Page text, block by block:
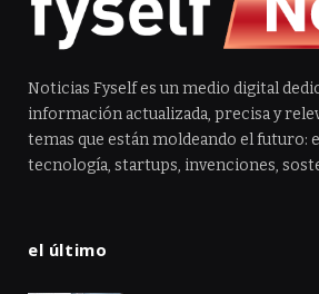
Noticias Fyself es un medio digital
información actualizada, precisa y
temas que están moldeando el futuro:
tecnología, startups, invenciones,
el último